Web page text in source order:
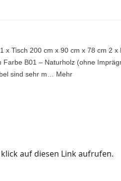
Tisch 200 cm x 90 cm x 78 cm 2 x
B01 – Naturholz (ohne
sind sehr m… Mehr
auf diesen Link aufrufen.